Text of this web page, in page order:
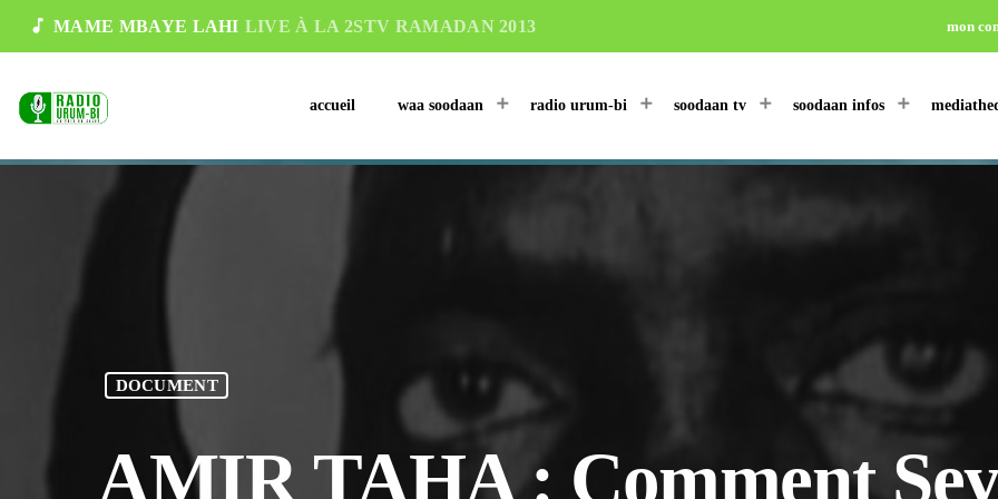
music_note MAME MBAYE LAHI LIVE À LA 2STV RAMADAN 2013 mon
accueil waa soodaan radio urum-bi soodaan tv soodaan infos
DOCUMENT
AMIR TAHA : Comment